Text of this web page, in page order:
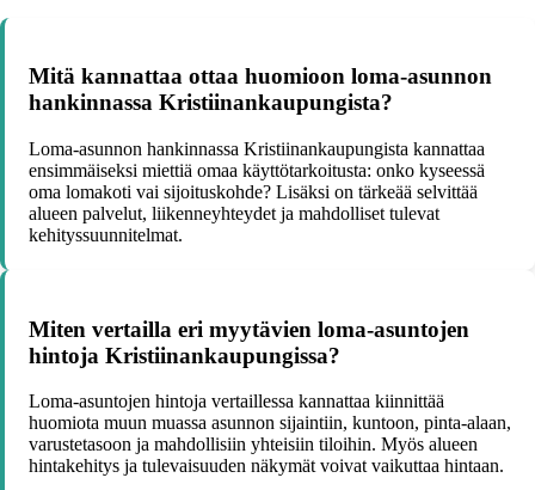
Mitä kannattaa ottaa huomioon loma-asunnon
hankinnassa Kristiinankaupungista?
Loma-asunnon hankinnassa Kristiinankaupungista kannattaa
ensimmäiseksi miettiä omaa käyttötarkoitusta: onko kyseessä
oma lomakoti vai sijoituskohde? Lisäksi on tärkeää selvittää
alueen palvelut, liikenneyhteydet ja mahdolliset tulevat
kehityssuunnitelmat.
Miten vertailla eri myytävien loma-asuntojen
hintoja Kristiinankaupungissa?
Loma-asuntojen hintoja vertaillessa kannattaa kiinnittää
huomiota muun muassa asunnon sijaintiin, kuntoon, pinta-alaan,
varustetasoon ja mahdollisiin yhteisiin tiloihin. Myös alueen
hintakehitys ja tulevaisuuden näkymät voivat vaikuttaa hintaan.